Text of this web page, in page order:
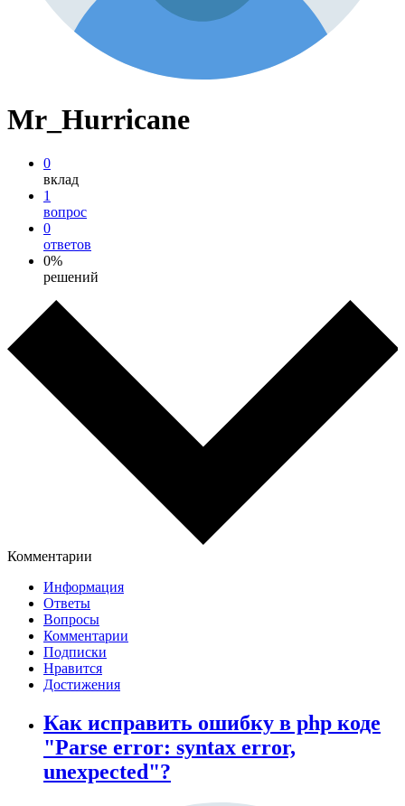
Mr_Hurricane
0
вклад
1
вопрос
0
ответов
0%
решений
Комментарии
Информация
Ответы
Вопросы
Комментарии
Подписки
Нравится
Достижения
Как исправить ошибку в php коде
"Parse error: syntax error,
unexpected"?